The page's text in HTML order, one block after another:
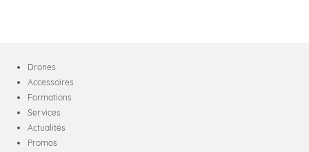
Drones
Accessoires
Formations
Services
Actualités
Promos